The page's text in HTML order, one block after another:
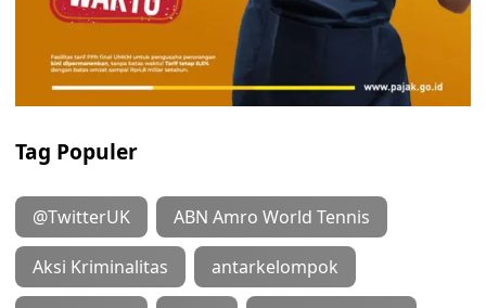
Tag Populer
@TwitterUK ABN Amro World Tennis
Aksi Kriminalitas antarkelompok